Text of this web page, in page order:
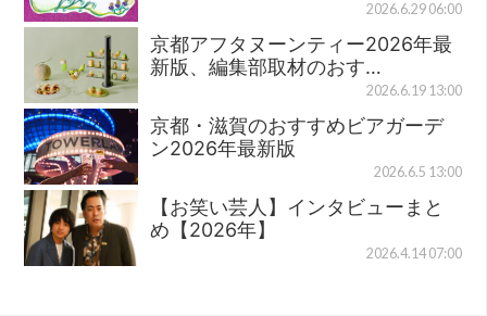
2026.6.29 06:00
京都アフタヌーンティー2026年最
新版、編集部取材のおす…
2026.6.19 13:00
京都・滋賀のおすすめビアガーデ
ン2026年最新版
2026.6.5 13:00
【お笑い芸人】インタビューまと
め【2026年】
2026.4.14 07:00